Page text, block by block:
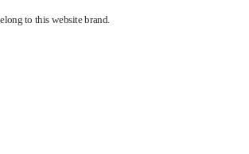
to this website brand.